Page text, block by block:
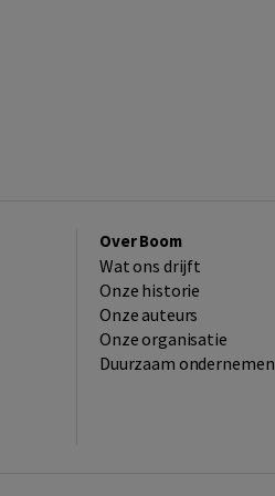
Over Boom
Wat ons drijft
Onze historie
Onze auteurs
Onze organisatie
Duurzaam ondernemen